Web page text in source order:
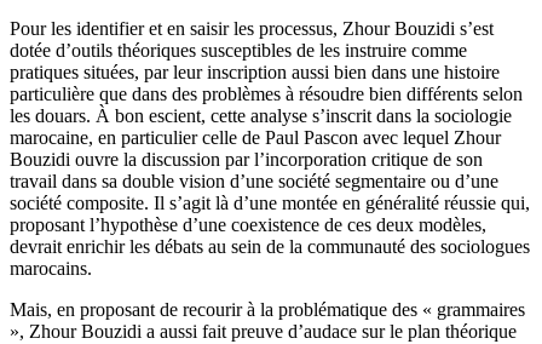
Pour les identifier et en saisir les processus, Zhour Bouzidi s’est
dotée d’outils théoriques susceptibles de les instruire comme
pratiques situées, par leur inscription aussi bien dans une histoire
particulière que dans des problèmes à résoudre bien différents selon
les douars. À bon escient, cette analyse s’inscrit dans la sociologie
marocaine, en particulier celle de Paul Pascon avec lequel Zhour
Bouzidi ouvre la discussion par l’incorporation critique de son
travail dans sa double vision d’une société segmentaire ou d’une
société composite. Il s’agit là d’une montée en généralité réussie qui,
proposant l’hypothèse d’une coexistence de ces deux modèles,
devrait enrichir les débats au sein de la communauté des sociologues
marocains.
Mais, en proposant de recourir à la problématique des « grammaires
», Zhour Bouzidi a aussi fait preuve d’audace sur le plan théorique